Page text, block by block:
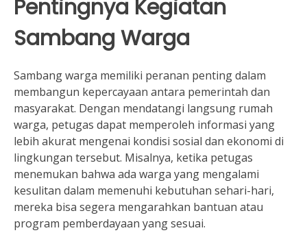
Pentingnya Kegiatan
Sambang Warga
Sambang warga memiliki peranan penting dalam
membangun kepercayaan antara pemerintah dan
masyarakat. Dengan mendatangi langsung rumah
warga, petugas dapat memperoleh informasi yang
lebih akurat mengenai kondisi sosial dan ekonomi di
lingkungan tersebut. Misalnya, ketika petugas
menemukan bahwa ada warga yang mengalami
kesulitan dalam memenuhi kebutuhan sehari-hari,
mereka bisa segera mengarahkan bantuan atau
program pemberdayaan yang sesuai.